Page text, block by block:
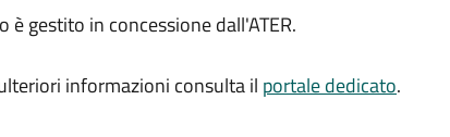
è gestito in concessione dall'ATER.
informazioni consulta il portale dedicato.